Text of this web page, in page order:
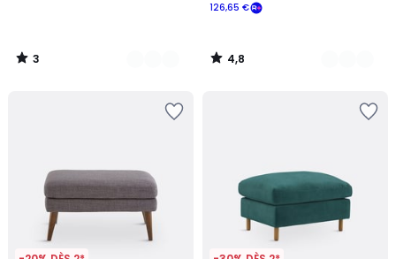
3
/
126,65 €
4,8
/